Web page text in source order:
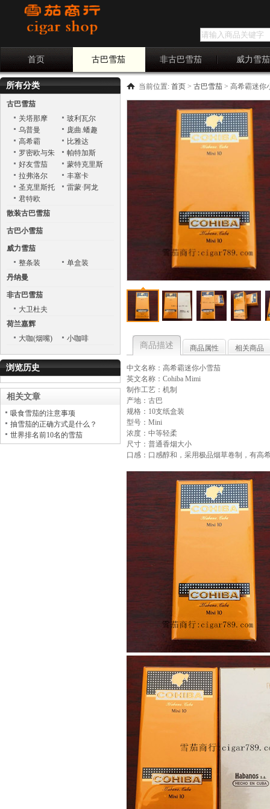
首页 古巴雪茄 非古巴雪茄 威力雪茄
所有分类
古巴雪茄
关塔那摩
玻利瓦尔
乌普曼
庞曲.蟠趣
Punch
高希霸
比雅达
罗密欧与朱
丽叶
帕特加斯
好友雪茄
蒙特克里斯
托
拉弗洛尔
丰塞卡
圣克里斯托
巴
雷蒙·阿龙
君特欧
散装古巴雪茄
古巴小雪茄
威力雪茄
整条装
单盒装
丹纳曼
非古巴雪茄
大卫杜夫
荷兰嘉辉
大咖(烟嘴)
小咖啡
浏览历史
相关文章
吸食雪茄的注意事项
抽雪茄的正确方式是什么？
世界排名前10名的雪茄
当前位置: 首页 > 古巴雪茄 > 高希霸迷你
商品描述 商品属性 相关商品
中文名称：高希霸迷你小雪茄
英文名称：Cohiba Mimi
制作工艺：机制
产地：古巴
规格：10支纸盒装
型号：Mini
浓度：中等轻柔
尺寸：普通香烟大小
口感：口感醇和，采用极品烟草卷制，有高